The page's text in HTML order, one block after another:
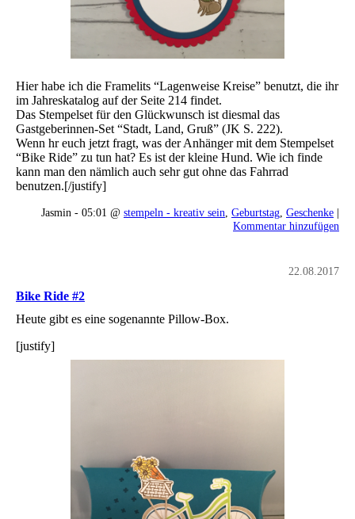
Hier habe ich die Framelits “Lagenweise Kreise” benutzt, die ihr
im Jahreskatalog auf der Seite 214 findet.
Das Stempelset für den Glückwunsch ist diesmal das
Gastgeberinnen-Set “Stadt, Land, Gruß” (JK S. 222).
Wenn hr euch jetzt fragt, was der Anhänger mit dem Stempelset
“Bike Ride” zu tun hat? Es ist der kleine Hund. Wie ich finde
kann man den nämlich auch sehr gut ohne das Fahrrad
benutzen.[/justify]
Jasmin - 05:01 @ stempeln - kreativ sein, Geburtstag, Geschenke |
Kommentar hinzufügen
22.08.2017
Bike Ride #2
Heute gibt es eine sogenannte Pillow-Box.
[justify]